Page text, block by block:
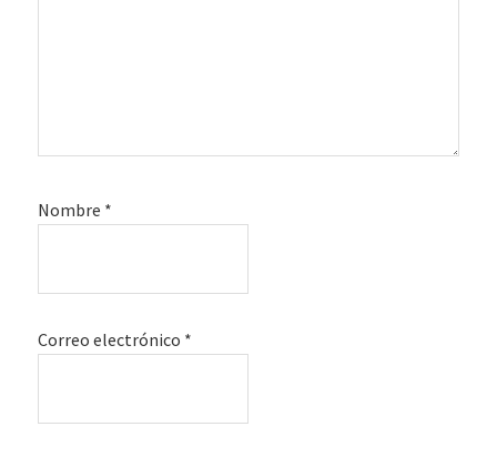
Nombre *
Correo electrónico *